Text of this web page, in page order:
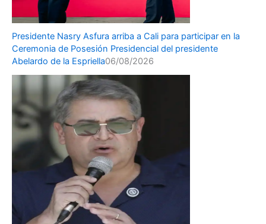
Presidente Nasry Asfura arriba a Cali para participar en la
Ceremonia de Posesión Presidencial del presidente
Abelardo de la Espriella06/08/2026